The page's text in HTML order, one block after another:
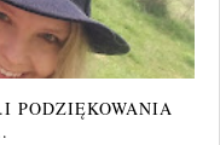
PODZIĘKOWANIA